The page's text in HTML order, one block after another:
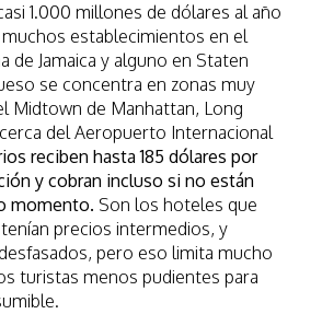
1.000 millones de dólares al año
establecimientos en el
de Jamaica y alguno en Staten
se concentra en zonas muy
Midtown de Manhattan, Long
del Aeropuerto Internacional
reciben hasta 185 dólares por
y cobran incluso si no están
momento. Son los hoteles que
precios intermedios, y
pero eso limita mucho
turistas menos pudientes para